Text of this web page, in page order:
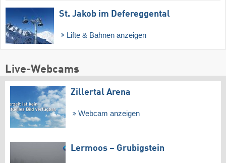
St. Jakob im Defereggental
Lifte & Bahnen anzeigen
Live-Webcams
Zillertal Arena
Webcam anzeigen
Lermoos – Grubigstein